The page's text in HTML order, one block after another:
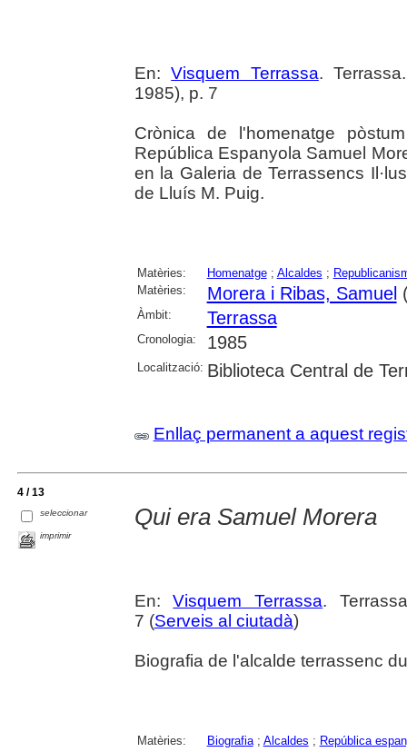
En:Visquem Terrassa.
1985), p. 7
Crònica de l'homenatge
República Espanyola Samuel
en la Galeria de Terrassencs
de Lluís M. Puig.
Matèries: Homenatge; Alcaldes ;
Matèries:
Morera i Ribas, Samuel
Àmbit: Terrassa
Cronologia: 1985
Localització: Biblioteca Central de
Enllaç permanent a aquest
4 / 13
seleccionar
imprimir
Qui era Samuel Morera
En:Visquem Terrassa.
7 (Serveis al ciutadà)
Biografia de l'alcalde terrassenc
Matèries: Biografia; Alcaldes ; República